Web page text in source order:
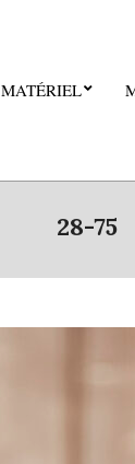
MATÉRIEL
28-75